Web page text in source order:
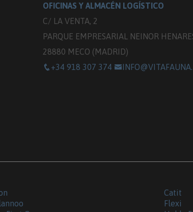
OFICINAS Y ALMACÉN LOGÍSTICO
C/ LA VENTA, 2
PARQUE EMPRESARIAL NEINOR
28880 MECO (MADRID)
+34 918 307 374
Catit
Flexi